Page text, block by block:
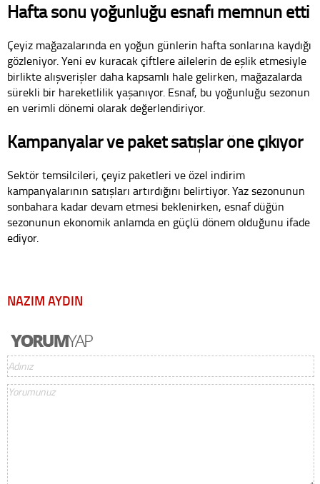
Hafta sonu yoğunluğu esnafı memnun etti
Çeyiz mağazalarında en yoğun günlerin hafta sonlarına kaydığı
gözleniyor. Yeni ev kuracak çiftlere ailelerin de eşlik etmesiyle
birlikte alışverişler daha kapsamlı hale gelirken, mağazalarda
sürekli bir hareketlilik yaşanıyor. Esnaf, bu yoğunluğu sezonun
en verimli dönemi olarak değerlendiriyor.
Kampanyalar ve paket satışlar öne çıkıyor
Sektör temsilcileri, çeyiz paketleri ve özel indirim
kampanyalarının satışları artırdığını belirtiyor. Yaz sezonunun
sonbahara kadar devam etmesi beklenirken, esnaf düğün
sezonunun ekonomik anlamda en güçlü dönem olduğunu ifade
ediyor.
NAZIM AYDIN